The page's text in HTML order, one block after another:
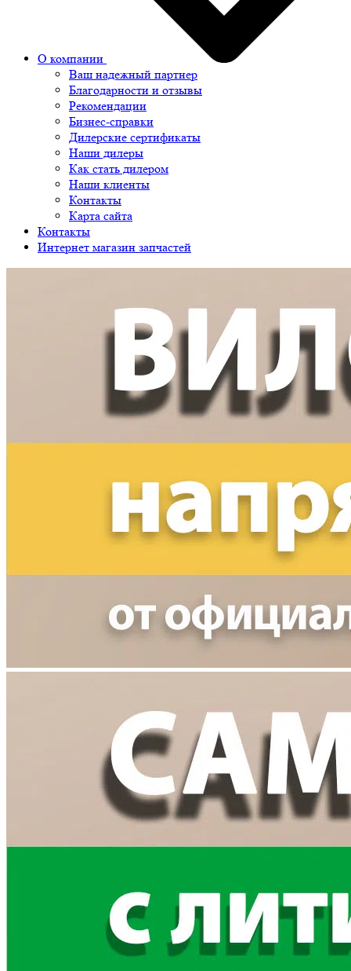
О компании
Ваш надежный партнер
Благодарности и отзывы
Рекомендации
Бизнес-справки
Дилерские сертификаты
Наши дилеры
Как стать дилером
Наши клиенты
Контакты
Карта сайта
Контакты
Интернет магазин запчастей